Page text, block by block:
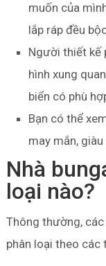
muốn của
lắp ráp đều
Người thiết kế
hình xung
biển có phù
Bạn có thể
may mắn,
Nhà
loại nào?
Thông thường,
phân loại theo các